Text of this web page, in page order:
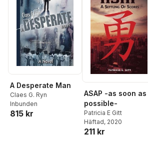
Edwardsson,Karl
Gustel Wärnberg,Jan
Tullberg,Henrik L
Barvå,Gunnar Sandelin
A Desperate Man
Claes G. Ryn
Inbunden
815 kr
ASAP -as soon as
possible-
Patricia E Gitt
Häftad, 2020
211 kr